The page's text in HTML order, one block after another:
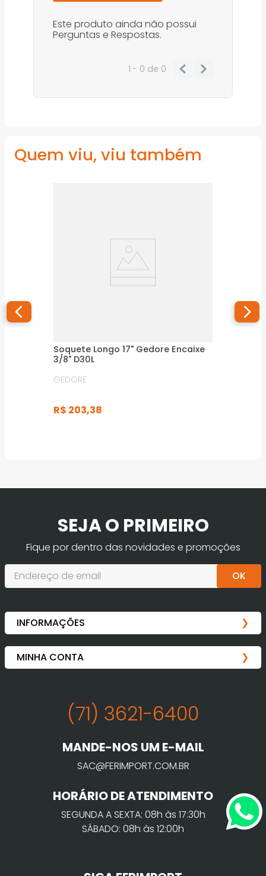
Este produto ainda não possui
Perguntas e Respostas.
1 - 0 de 0
Quem viu, viu também
Soquete Longo 17" Gedore Encaixe
3/8" D30L
GEDORE
R$ 203,38
SEJA O PRIMEIRO
Fique por dentro das novidades e promoções
OK
(71) 3621-6400
MANDE-NOS UM E-MAIL
SAC@FERIMPORT.COM.BR
HORÁRIO DE ATENDIMENTO
SEGUNDA A SEXTA: 08h às 17:30h
SÁBADO: 08h às 12:00h